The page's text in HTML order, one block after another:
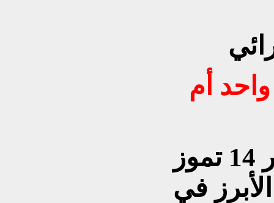
أم
شهد العراق حدثا كبيرا فجر 14 تموز
الأبرز في